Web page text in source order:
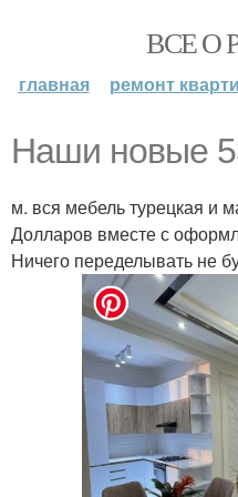
ВСЕ О
главная ремонт
Наши новые
м. вся мебель турецкая и
Долларов вместе с
Ничего переделывать не